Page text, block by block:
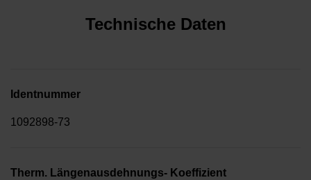
Technische Daten
Identnummer
1092898-73
Therm. Längenausdehnungs- Koeffizient